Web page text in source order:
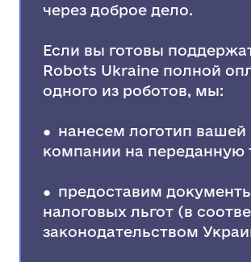
через доброе дело.
Если вы готовы
Robots Ukraine полной
одного из роботов, мы:
● нанесем логотип вашей
компании на переданную
● предоставим
налоговых льгот (в
законодательством